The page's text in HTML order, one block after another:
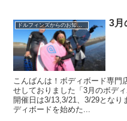
ドルフィンズからのお知らせ 3月
こんばんは！ボディボード専門
せしておりました「3月のボデ
開催日は3/13,3/21、3/29とな
ディボードを始めた...